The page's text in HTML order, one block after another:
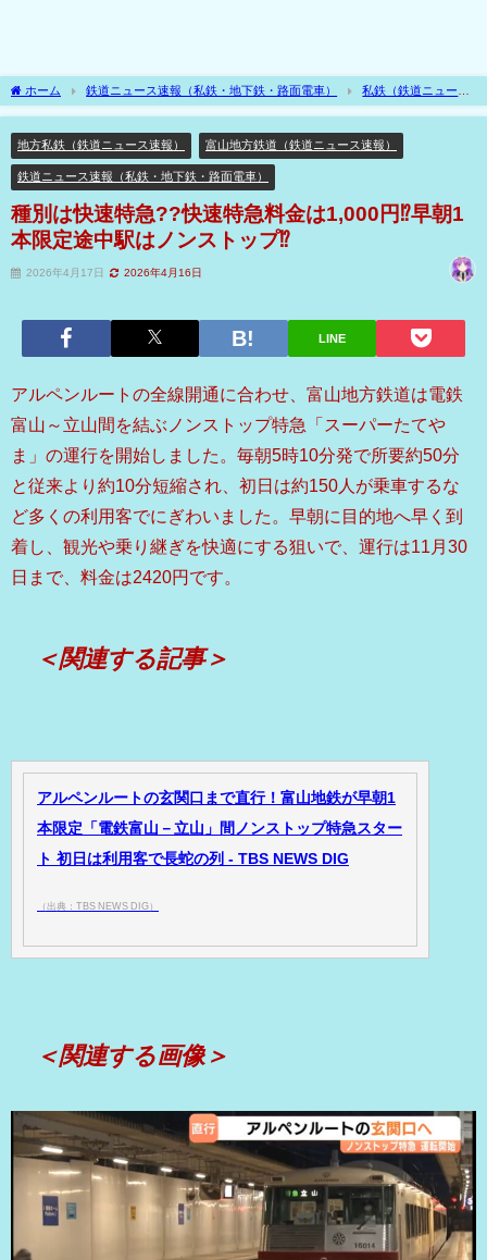
ホーム 鉄道ニュース速報（私鉄・地下鉄・路面電車）
私鉄（鉄道ニュース
速報）
地方私鉄（鉄道ニュース速報）
種別は快速特急??快速特急料金は1,000
地方私鉄（鉄道ニュース速報）
富山地方鉄道（鉄道ニュース速報）
鉄道ニュース速報（私鉄・地下鉄・路面電車）
種別は快速特急??快速特急料金は1,000円⁉早朝1
本限定途中駅はノンストップ⁉
2026年4月17日 2026年4月16日
LINE
アルペンルートの全線開通に合わせ、富山地方鉄道は電鉄
富山～立山間を結ぶノンストップ特急「スーパーたてや
ま」の運行を開始しました。毎朝5時10分発で所要約50分
と従来より約10分短縮され、初日は約150人が乗車するな
ど多くの利用客でにぎわいました。早朝に目的地へ早く到
着し、観光や乗り継ぎを快適にする狙いで、運行は11月30
日まで、料金は2420円です。
＜関連する記事＞
アルペンルートの玄関口まで直行！富山地鉄が早朝1
本限定「電鉄富山－立山」間ノンストップ特急スター
ト 初日は利用客で長蛇の列 - TBS NEWS DIG
（出典：TBS NEWS DIG）
＜関連する画像＞